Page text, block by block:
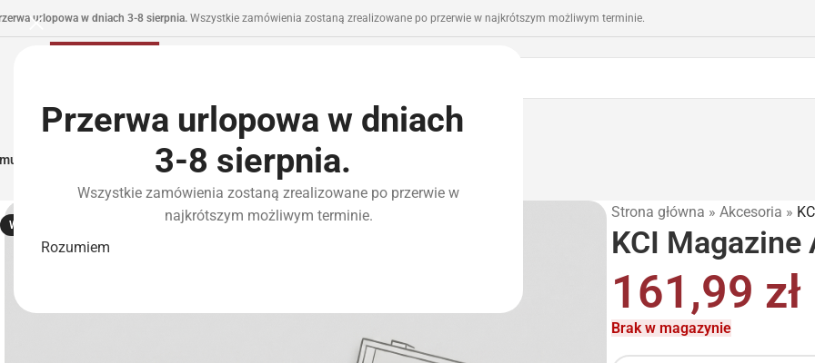
Przerwa urlopowa w dniach
3-8 sierpnia.
Wszystkie zamówienia zostaną zrealizowane po przerwie w
najkrótszym możliwym terminie.
Rozumiem
urlopowa w dniach 3-8 sierpnia. Wszystkie zamówienia zostaną zrealizowane po przerwie w najkrótszym możliwym terminie.
I Zasilanie Części I Tuning HPAWyposażenie Taktyczne
WYPRZEDANE
Strona główna » Akcesoria »
KCI
161,99 zł
Brak w magazynie